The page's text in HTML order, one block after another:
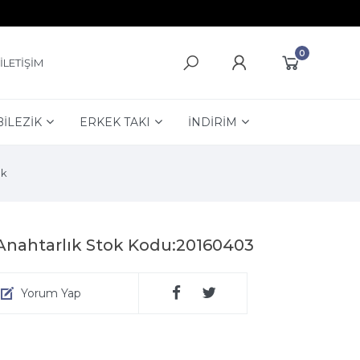
İLETİŞİM
0
ERKEK TAKI İNDİRİM
Stok Kodu:20160403
Yorum Yap